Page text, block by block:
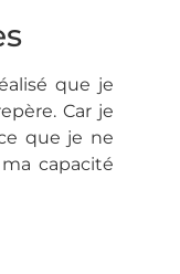
que je
Car je
que je ne
capacité